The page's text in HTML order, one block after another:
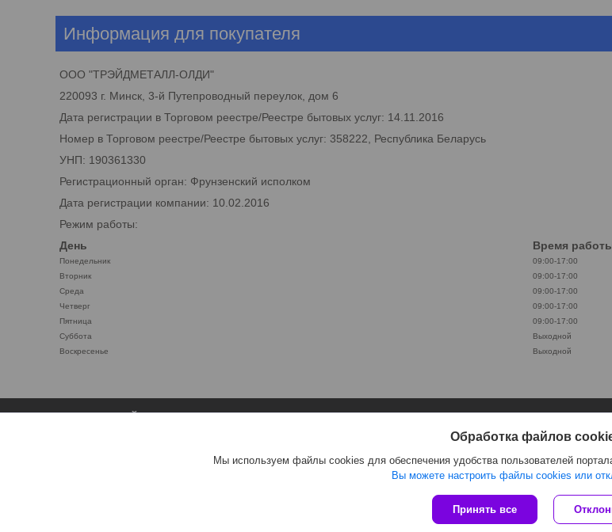
Информация для покупателя
ООО "ТРЭЙДМЕТАЛЛ-ОЛДИ"
220093 г. Минск, 3-й Путепроводный переулок, дом 6
Дата регистрации в Торговом реестре/Реестре бытовых услуг: 14.11.2016
Номер в Торговом реестре/Реестре бытовых услуг: 358222, Республика Беларусь
УНП: 190361330
Регистрационный орган: Фрунзенский исполком
Дата регистрации компании: 10.02.2016
Режим работы:
День
Время
Понедельник
09:00-17:00
Вторник
09:00-17:00
Среда
09:00-17:00
Четверг
09:00-17:00
Пятница
09:00-17:00
Суббота
Выходной
Воскресенье
Выходной
ЛИСТОВОЙ ПРОКАТ СТАТЬИ
Сайт создан на платформе
Политика обработки файлов
Обработка файлов
Мы используем файлы cookies для обеспечения удобства пользователей
Вы можете настроить файлы cookies или
Принять все